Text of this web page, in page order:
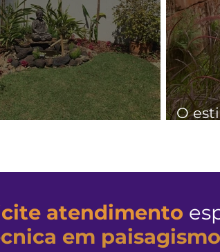
do
Volume
toda a
O
atendimento
em paisagismo